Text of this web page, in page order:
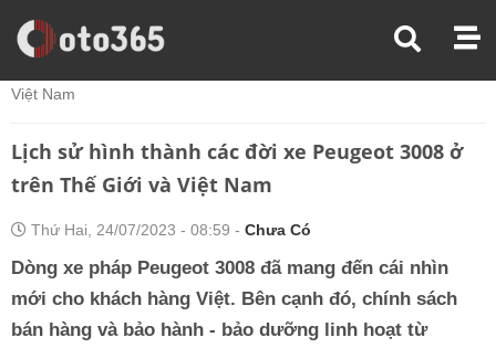
Trang Chủ
Kiến Thức Xe
Việt Nam
Lịch sử hình thành các đời xe Peugeot 3008 ở
trên Thế Giới và Việt Nam
Thứ Hai, 24/07/2023 - 08:59 - Chưa Có
Dòng xe pháp Peugeot 3008 đã mang đến cái nhìn
mới cho khách hàng Việt. Bên cạnh đó, chính sách
bán hàng và bảo hành - bảo dưỡng linh hoạt từ